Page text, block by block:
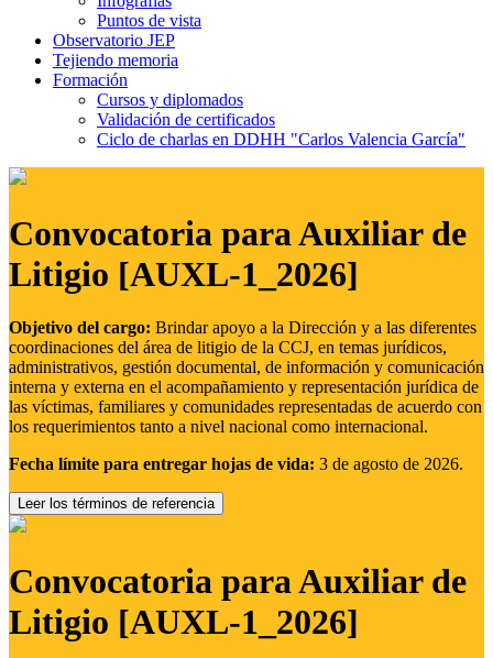
Puntos de vista
Observatorio JEP
Tejiendo memoria
Formación
Cursos y diplomados
Validación de certificados
Ciclo de charlas en DDHH "Carlos Valencia García"
Convocatoria para Auxiliar de
Litigio [AUXL-1_2026]
Objetivo del cargo: Brindar apoyo a la Dirección y a las diferentes
coordinaciones del área de litigio de la CCJ, en temas jurídicos,
administrativos, gestión documental, de información y comunicación
interna y externa en el acompañamiento y representación jurídica de
las víctimas, familiares y comunidades representadas de acuerdo con
los requerimientos tanto a nivel nacional como internacional.
Fecha límite para entregar hojas de vida: 3 de agosto de 2026.
Leer los términos de referencia
Convocatoria para Auxiliar de
Litigio [AUXL-1_2026]